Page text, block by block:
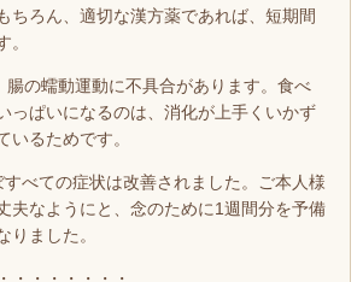
ちろん、適切な漢方薬であれば、短期間
。
腸の蠕動運動に不具合があります。食べ
っぱいになるのは、消化が上手くいかず
いるためです。
べての症状は改善されました。ご本人様
夫なようにと、念のために1週間分を予備
りました。
・・・・・・・